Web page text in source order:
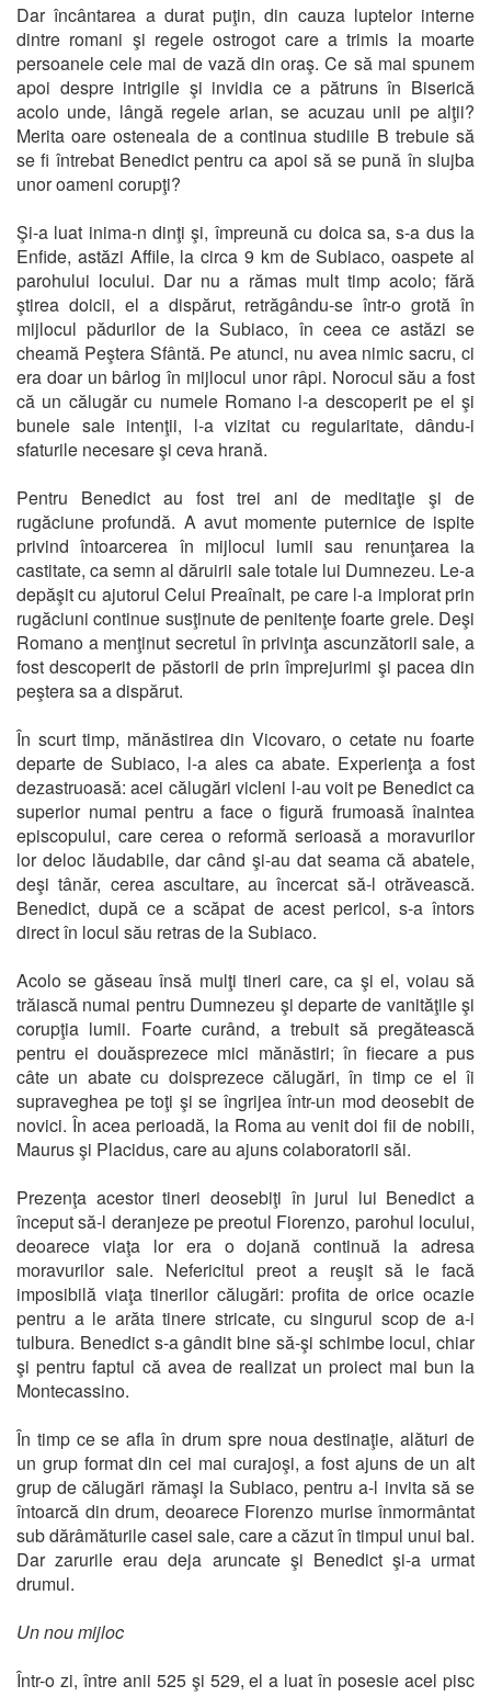
Dar încântarea a durat puţin, din cauza luptelor interne
dintre romani şi regele ostrogot care a trimis la moarte
persoanele cele mai de vază din oraş. Ce să mai spunem
apoi despre intrigile şi invidia ce a pătruns în Biserică
acolo unde, lângă regele arian, se acuzau unii pe alţii?
Merita oare osteneala de a continua studiile B trebuie să
se fi întrebat Benedict pentru ca apoi să se pună în slujba
unor oameni corupţi?
Şi-a luat inima-n dinţi şi, împreună cu doica sa, s-a dus la
Enfide, astăzi Affile, la circa 9 km de Subiaco, oaspete al
parohului locului. Dar nu a rămas mult timp acolo; fără
ştirea doicii, el a dispărut, retrăgându-se într-o grotă în
mijlocul pădurilor de la Subiaco, în ceea ce astăzi se
cheamă Peştera Sfântă. Pe atunci, nu avea nimic sacru, ci
era doar un bârlog în mijlocul unor râpi. Norocul său a fost
că un călugăr cu numele Romano l-a descoperit pe el şi
bunele sale intenţii, l-a vizitat cu regularitate, dându-i
sfaturile necesare şi ceva hrană.
Pentru Benedict au fost trei ani de meditaţie şi de
rugăciune profundă. A avut momente puternice de ispite
privind întoarcerea în mijlocul lumii sau renunţarea la
castitate, ca semn al dăruirii sale totale lui Dumnezeu. Le-a
depăşit cu ajutorul Celui Preaînalt, pe care l-a implorat prin
rugăciuni continue susţinute de penitenţe foarte grele. Deşi
Romano a menţinut secretul în privinţa ascunzătorii sale, a
fost descoperit de păstorii de prin împrejurimi şi pacea din
peştera sa a dispărut.
În scurt timp, mănăstirea din Vicovaro, o cetate nu foarte
departe de Subiaco, l-a ales ca abate. Experienţa a fost
dezastruoasă: acei călugări vicleni l-au voit pe Benedict ca
superior numai pentru a face o figură frumoasă înaintea
episcopului, care cerea o reformă serioasă a moravurilor
lor deloc lăudabile, dar când şi-au dat seama că abatele,
deşi tânăr, cerea ascultare, au încercat să-l otrăvească.
Benedict, după ce a scăpat de acest pericol, s-a întors
direct în locul său retras de la Subiaco.
Acolo se găseau însă mulţi tineri care, ca şi el, voiau să
trăiască numai pentru Dumnezeu şi departe de vanităţile şi
corupţia lumii. Foarte curând, a trebuit să pregătească
pentru ei douăsprezece mici mănăstiri; în fiecare a pus
câte un abate cu doisprezece călugări, în timp ce el îi
supraveghea pe toţi şi se îngrijea într-un mod deosebit de
novici. În acea perioadă, la Roma au venit doi fii de nobili,
Maurus şi Placidus, care au ajuns colaboratorii săi.
Prezenţa acestor tineri deosebiţi în jurul lui Benedict a
început să-l deranjeze pe preotul Fiorenzo, parohul locului,
deoarece viaţa lor era o dojană continuă la adresa
moravurilor sale. Nefericitul preot a reuşit să le facă
imposibilă viaţa tinerilor călugări: profita de orice ocazie
pentru a le arăta tinere stricate, cu singurul scop de a-i
tulbura. Benedict s-a gândit bine să-şi schimbe locul, chiar
şi pentru faptul că avea de realizat un proiect mai bun la
Montecassino.
În timp ce se afla în drum spre noua destinaţie, alături de
un grup format din cei mai curajoşi, a fost ajuns de un alt
grup de călugări rămaşi la Subiaco, pentru a-l invita să se
întoarcă din drum, deoarece Fiorenzo murise înmormântat
sub dărâmăturile casei sale, care a căzut în timpul unui bal.
Dar zarurile erau deja aruncate şi Benedict şi-a urmat
drumul.
Un nou mijloc
Într-o zi, între anii 525 şi 529, el a luat în posesie acel pisc